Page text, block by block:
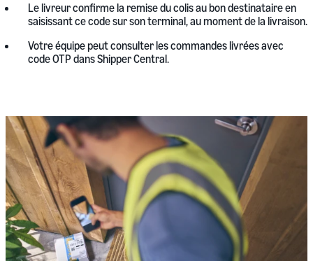
Le livreur confirme la remise du colis au bon destinataire en
saisissant ce code sur son terminal, au moment de la livraison.
Votre équipe peut consulter les commandes livrées avec
code OTP dans Shipper Central.